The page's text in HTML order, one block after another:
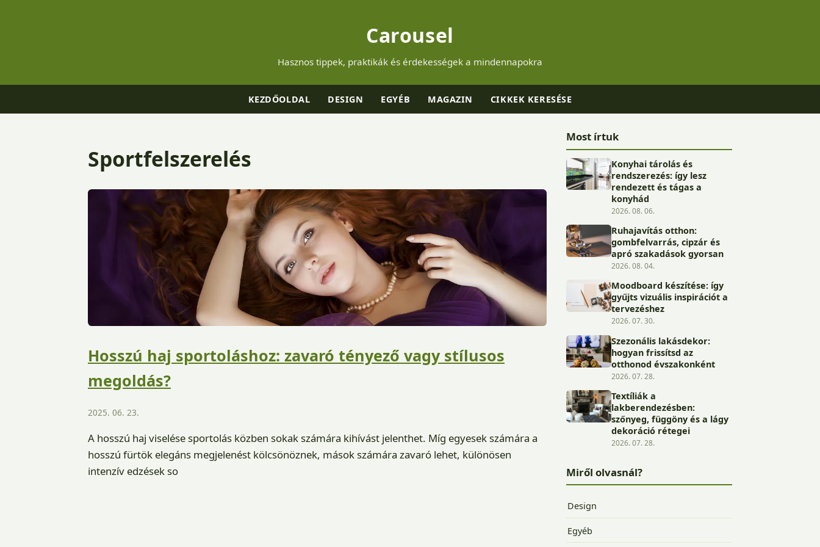
Carousel
Hasznos tippek, praktikák és érdekességek a mindennapokra
KEZDŐOLDAL DESIGN EGYÉB MAGAZIN CIKKEK KERESÉSE
Sportfelszerelés
Hosszú haj sportoláshoz: zavaró tényező vagy stílusos
megoldás?
2025. 06. 23.
A hosszú haj viselése sportolás közben sokak számára kihívást jelenthet. Míg egyesek számára a
hosszú fürtök elegáns megjelenést kölcsönöznek, mások számára zavaró lehet, különösen
intenzív edzések so
Most írtuk
Konyhai tárolás és
rendszerezés: így lesz
rendezett és tágas a
konyhád
2026. 08. 06.
Ruhajavítás otthon:
gombfelvarrás, cipzár és
apró szakadások gyorsan
2026. 08. 04.
Moodboard készítése: így
gyűjts vizuális inspirációt a
tervezéshez
2026. 07. 30.
Szezonális lakásdekor:
hogyan frissítsd az
otthonod évszakonként
2026. 07. 28.
Textíliák a
lakberendezésben:
szőnyeg, függöny és a lágy
dekoráció rétegei
2026. 07. 28.
Miről olvasnál?
Design
Egyéb